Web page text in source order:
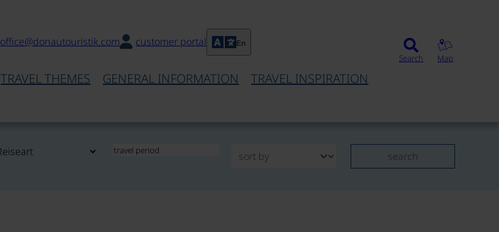
office@donautouristik.com customer portal En
TRAVEL THEMES GENERAL INFORMATION TRAVEL INSPIRATION
Search Map
search